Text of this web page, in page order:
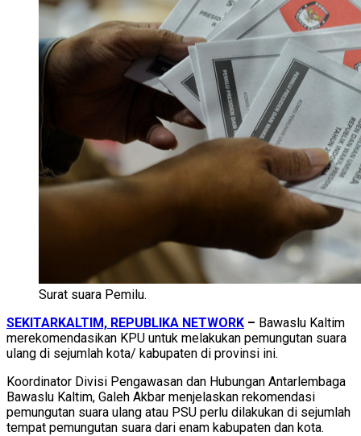
Surat suara Pemilu.
SEKITARKALTIM, REPUBLIKA NETWORK – Bawaslu Kaltim
merekomendasikan KPU untuk melakukan pemungutan suara
ulang di sejumlah kota/ kabupaten di provinsi ini.
Koordinator Divisi Pengawasan dan Hubungan Antarlembaga
Bawaslu Kaltim, Galeh Akbar menjelaskan rekomendasi
pemungutan suara ulang atau PSU perlu dilakukan di sejumlah
tempat pemungutan suara dari enam kabupaten dan kota.